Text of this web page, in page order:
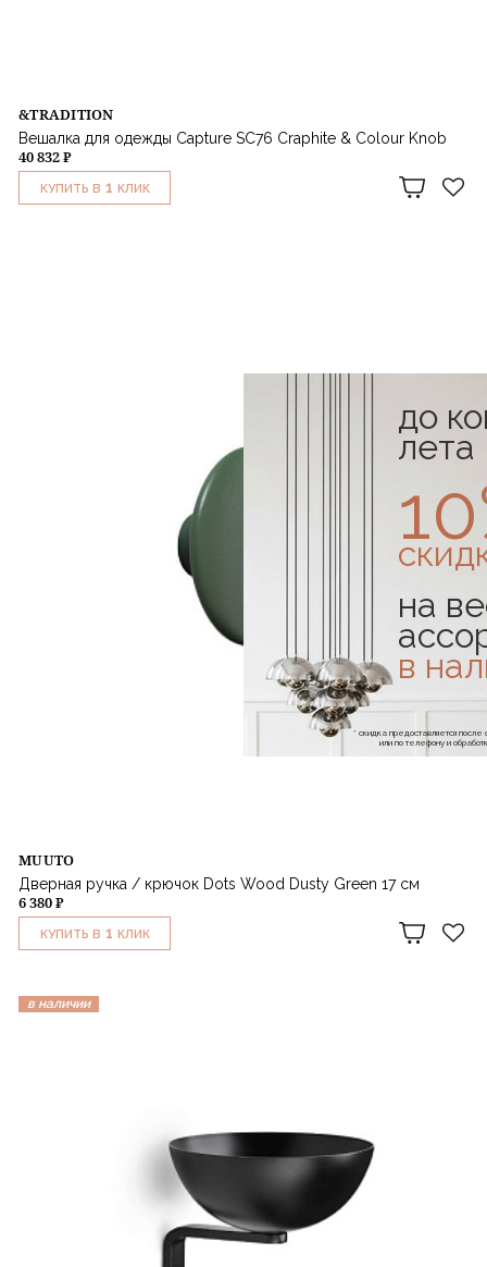
&TRADITION
Вешалка для одежды Capture SC76 Craphite & Colour Knob
40 832 ₽
КУПИТЬ В 1 КЛИК
MUUTO
Дверная ручка / крючок Dots Wood Dusty Green 17 см
6 380 ₽
КУПИТЬ В 1 КЛИК
в наличии
до
лета
на
в
* скидка предоставляется
или по телефону и